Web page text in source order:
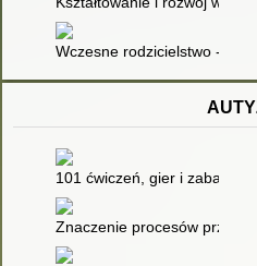
Wczesne rodzicielstwo -
101 ćwiczeń, gier i zabaw
Znaczenie procesów